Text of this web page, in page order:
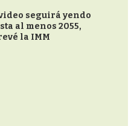
seguirá yendo
al menos 2055,
la IMM